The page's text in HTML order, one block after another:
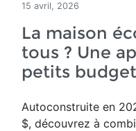
15 avril, 2026
La maison
tous ? Une
petits
Autoconstruite en
$, découvrez à